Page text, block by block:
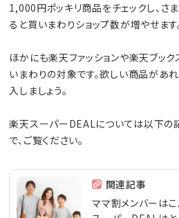
1,000円ポッキリ商品をチェックし、
ると買いまわりショップ数が増やせます
ほかにも楽天ファッションや楽天ブッ
いまわりの対象です。欲しい商品があ
入しましょう。
楽天スーパーDEALについては以下の
で、ご覧ください。
関連記事
ママ割メンバーは